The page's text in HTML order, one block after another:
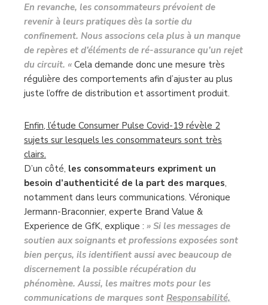
En revanche, les consommateurs prévoient de
revenir à leurs pratiques dès la sortie du
confinement. Nous associons cela plus à un manque
de repères et d’éléments de ré-assurance qu’un rejet
du circuit. « Cela demande donc une mesure très
régulière des comportements afin d’ajuster au plus
juste l’offre de distribution et assortiment produit.
Enfin, l’étude Consumer Pulse Covid-19 révèle 2
sujets sur lesquels les consommateurs sont très
clairs.
D’un côté, les consommateurs expriment un
besoin d’authenticité de la part des marques,
notamment dans leurs communications. Véronique
Jermann-Braconnier, experte Brand Value &
Experience de GfK, explique : » Si les messages de
soutien aux soignants et professions exposées sont
bien perçus, ils identifient aussi avec beaucoup de
discernement la possible récupération du
phénomène. Aussi, les maitres mots pour les
communications de marques sont Responsabilité,